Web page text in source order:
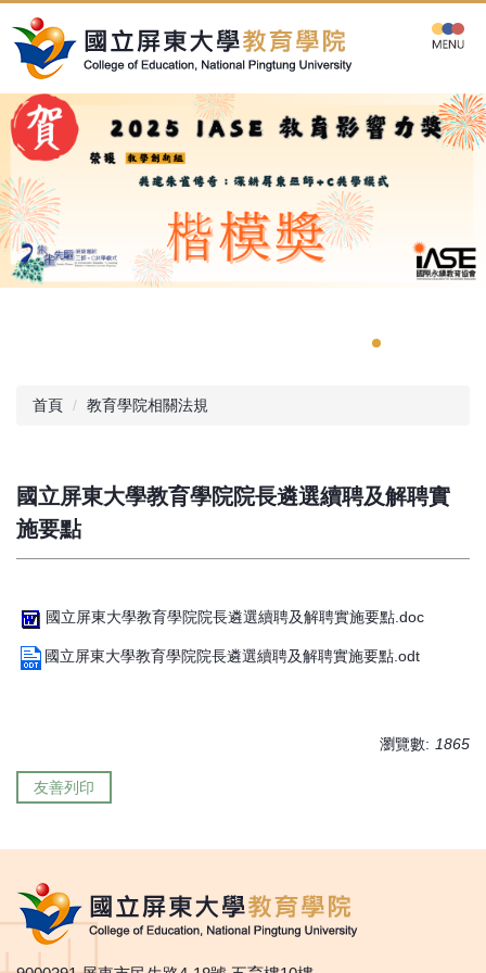
到
主
內
容
區
首頁 教育學院相關法規
國立屏東大學教育學院院長遴選續聘及解聘實
施要點
國立屏東大學教育學院院長遴選續聘及解聘實施要點.doc
國立屏東大學教育學院院長遴選續聘及解聘實施要點.odt
瀏覽數: 1865
友善列印